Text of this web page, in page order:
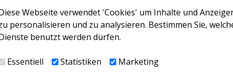
zu UK
zu Abkommensstaaten
in "Drittstaaten"
Webseite verwendet 'Cookies' um Inhalte und
personalisieren und zu analysieren. Bestimmen Sie,
benutzt werden dürfen.
Essentiell Statistiken
Marketing